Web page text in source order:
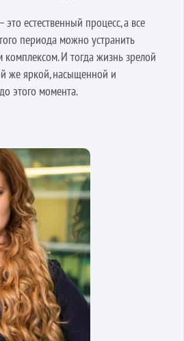
естественный процесс, а все
периода можно устранить
И тогда жизнь зрелой
же яркой, насыщенной и
этого момента.